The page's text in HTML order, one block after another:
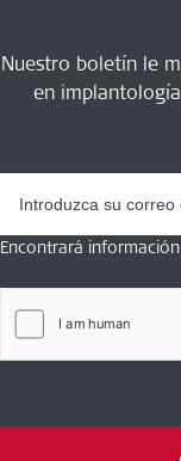
Nuestro boletín le
en
Encontrará